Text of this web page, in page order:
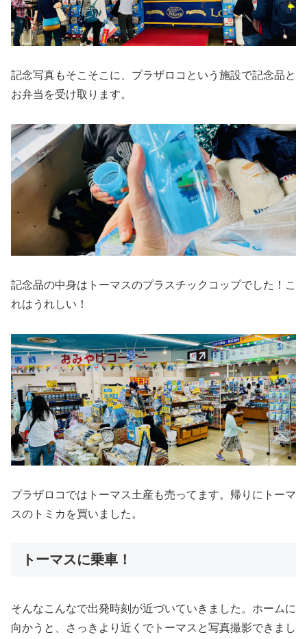
記念写真もそこそこに、プラザロコという施設で記念品と
お弁当を受け取ります。
記念品の中身はトーマスのプラスチックコップでした！こ
れはうれしい！
プラザロコではトーマス土産も売ってます。帰りにトーマ
スのトミカを買いました。
トーマスに乗車！
そんなこんなで出発時刻が近づいていきました。ホームに
向かうと、さっきより近くでトーマスと写真撮影できまし